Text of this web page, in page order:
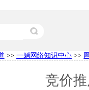
>> 一躺网络知识中心 >>
竞价